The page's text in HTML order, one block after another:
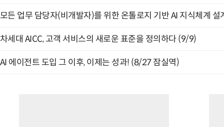
모든 업무 담당자(비개발자)를 위한 온톨로지 기반 AI 지식체계
차세대 AICC, 고객 서비스의 새로운 표준을 정의하다 (9/9)
AI 에이전트 도입 그 이후, 이제는 성과! (8/27 잠실역)